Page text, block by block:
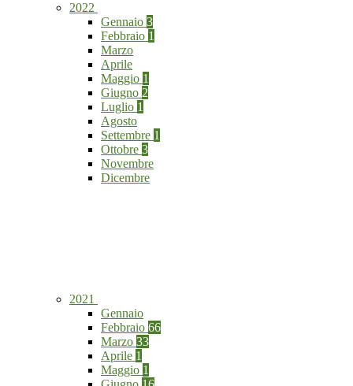
2022
Gennaio 3
Febbraio 1
Marzo
Aprile
Maggio 1
Giugno 2
Luglio 1
Agosto
Settembre 1
Ottobre 3
Novembre
Dicembre
2021
Gennaio
Febbraio 66
Marzo 33
Aprile 1
Maggio 1